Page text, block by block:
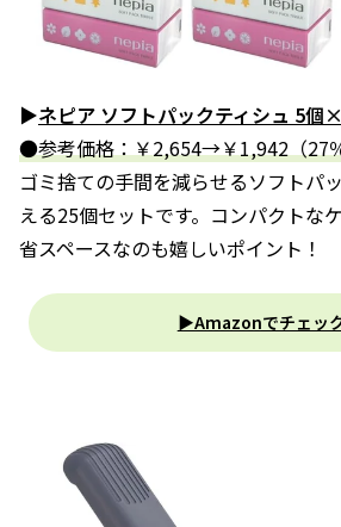
▶ネピア ソフトパックティシュ 5個
●参考価格：￥2,654→￥1,942（27
ゴミ捨ての手間を減らせるソフトパ
える25個セットです。コンパクトな
省スペースなのも嬉しいポイント！
▶Amazonでチェッ